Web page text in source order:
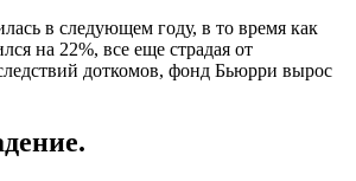
в следующем году, в то время как
на 22%, все еще страдая от
доткомов, фонд Бьюрри вырос